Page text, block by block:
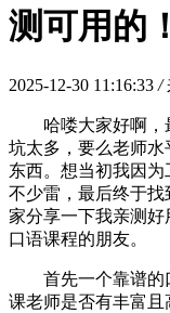
测可用的！
2025-12-30 11:16:33 /
哈喽大家好啊
坑太多，要么老师水
东西。想当初我因
不少雷，最后终于
家分享一下我亲测
口语课程的朋友。
首先一个靠谱的
课老师是否有丰富且